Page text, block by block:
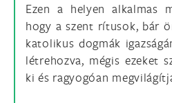
Ezen a helyen alkalmas
hogy a szent rítusok, bár
katolikus dogmák
létrehozva, mégis ezeket
ki és ragyogóan